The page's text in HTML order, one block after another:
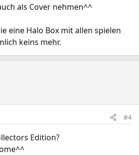
als Cover nehmen^^
eine Halo Box mit allen spielen
keins mehr.
#4
Edition?